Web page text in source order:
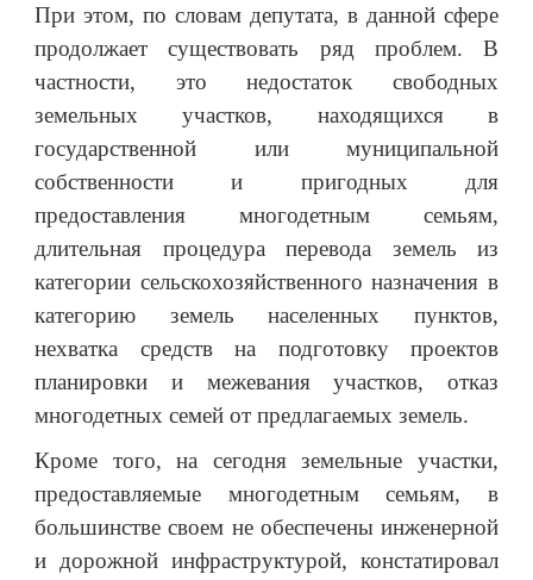
При этом, по словам депутата, в данной сфере
продолжает существовать ряд проблем. В
частности, это недостаток свободных
земельных участков, находящихся в
государственной или муниципальной
собственности и пригодных для
предоставления многодетным семьям,
длительная процедура перевода земель из
категории сельскохозяйственного назначения в
категорию земель населенных пунктов,
нехватка средств на подготовку проектов
планировки и межевания участков, отказ
многодетных семей от предлагаемых земель.
Кроме того, на сегодня земельные участки,
предоставляемые многодетным семьям, в
большинстве своем не обеспечены инженерной
и дорожной инфраструктурой, констатировал